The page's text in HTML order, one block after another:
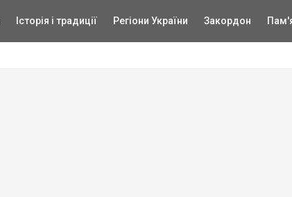
Історія і традиції Регіони України Закордон